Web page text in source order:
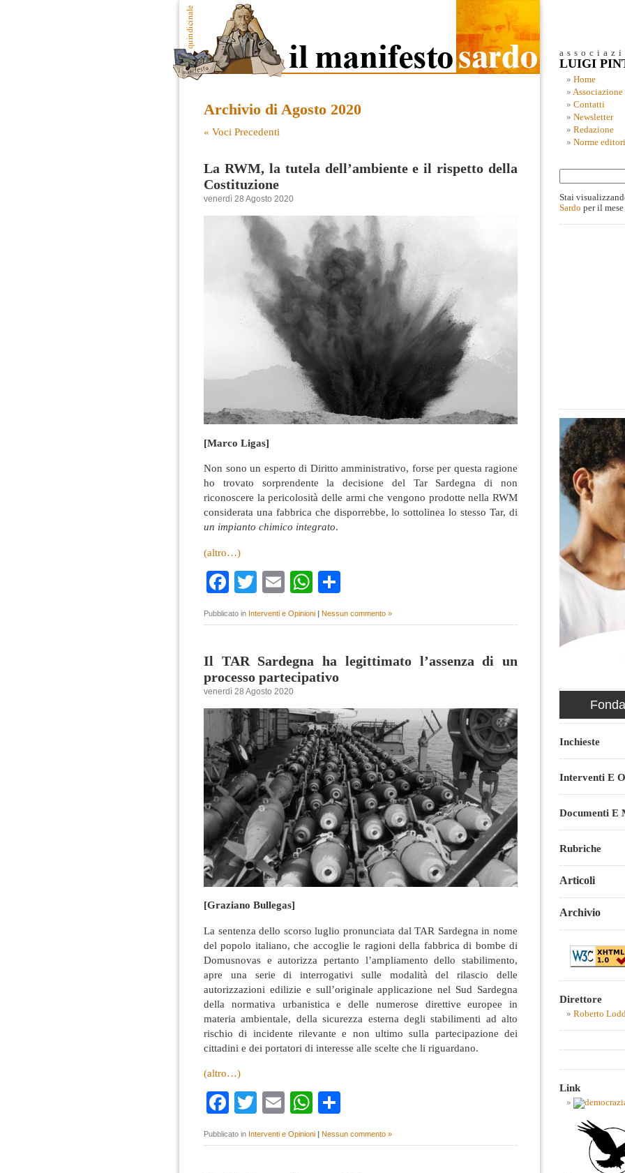
Archivio di Agosto 2020
« Voci Precedenti
La RWM, la tutela dell’ambiente e il rispetto della
Costituzione
venerdì 28 Agosto 2020
[Marco Ligas]
Non sono un esperto di Diritto amministrativo, forse per questa ragione
ho trovato sorprendente la decisione del Tar Sardegna di non
riconoscere la pericolosità delle armi che vengono prodotte nella RWM
considerata una fabbrica che disporrebbe, lo sottolinea lo stesso Tar, di
un impianto chimico integrato.
(altro…)
Facebook
TwitterEmailWhatsApp
Pubblicato in Interventi e Opinioni | Nessun commento »
Il TAR Sardegna ha legittimato l’assenza di un
processo partecipativo
venerdì 28 Agosto 2020
[Graziano Bullegas]
La sentenza dello scorso luglio pronunciata dal TAR Sardegna in nome
del popolo italiano, che accoglie le ragioni della fabbrica di bombe di
Domusnovas e autorizza pertanto l’ampliamento dello stabilimento,
apre una serie di interrogativi sulle modalità del rilascio delle
autorizzazioni edilizie e sull’originale applicazione nel Sud Sardegna
della normativa urbanistica e delle numerose direttive europee in
materia ambientale, della sicurezza esterna degli stabilimenti ad alto
rischio di incidente rilevante e non ultimo sulla partecipazione dei
cittadini e dei portatori di interesse alle scelte che li riguardano.
(altro…)
Facebook
TwitterEmailWhatsApp
Pubblicato in Interventi e Opinioni | Nessun commento »
LUIGI
Home
Associazione
Contatti
Newsletter
Redazione
Norme
Stai
Sardo per il
Inchieste
Interventi E
Documenti E
Rubriche
Articoli
Archivio
Direttore
Roberto
Link